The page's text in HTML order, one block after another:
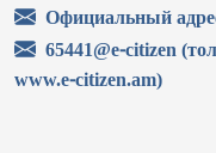
Официальный
65441@e-citizen
www.e-citizen.am)